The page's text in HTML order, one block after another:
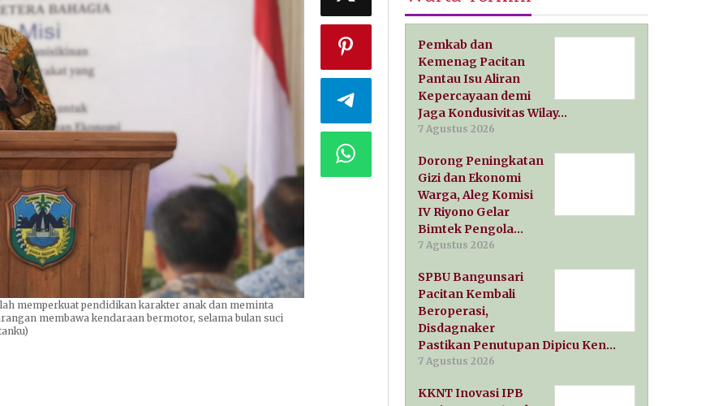
memperkuat pendidikan karakter anak dan meminta
membawa kendaraan bermotor, selama bulan suci
Pemkab dan
Kemenag Pacitan
Pantau Isu Aliran
Kepercayaan demi
Jaga Kondusivitas Wilay…
7 Agustus 2026
Dorong Peningkatan
Gizi dan Ekonomi
Warga, Aleg Komisi
IV Riyono Gelar
Bimtek Pengola…
7 Agustus 2026
SPBU Bangunsari
Pacitan Kembali
Beroperasi,
Disdagnaker
Pastikan Penutupan Dipicu Ken…
7 Agustus 2026
KKNT Inovasi IPB